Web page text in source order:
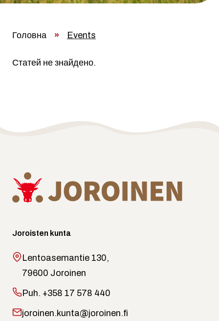
Головна » Events
Статей не знайдено.
Joroisten kunta
Lentoasemantie 130,
79600 Joroinen
Puh. +358 17 578 440
joroinen.kunta@joroinen.fi